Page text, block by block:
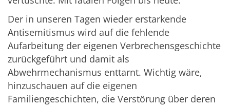
Der in unseren Tagen wieder erstarkende
Antisemitismus wird auf die fehlende
Aufarbeitung der eigenen Verbrechensgeschichte
zurückgeführt und damit als
Abwehrmechanismus enttarnt. Wichtig wäre,
hinzuschauen auf die eigenen
Familiengeschichten, die Verstörung über deren